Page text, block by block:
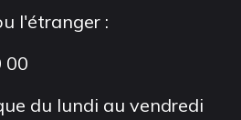
l'étranger :
00
du lundi au vendredi